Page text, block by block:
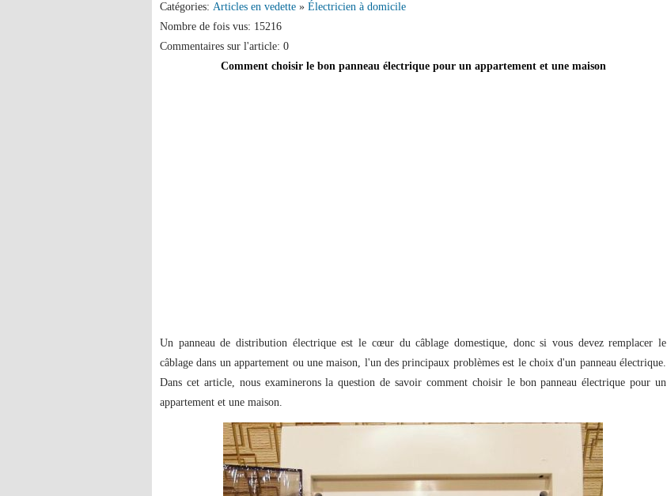
Catégories: Articles en vedette » Électricien à domicile
Nombre de fois vus: 15216
Commentaires sur l'article: 0
Comment choisir le bon panneau électrique pour un appartement et une maison
Un panneau de distribution électrique est le cœur du câblage domestique, donc si vous devez remplacer le
câblage dans un appartement ou une maison, l'un des principaux problèmes est le choix d'un panneau électrique.
Dans cet article, nous examinerons la question de savoir comment choisir le bon panneau électrique pour un
appartement et une maison.